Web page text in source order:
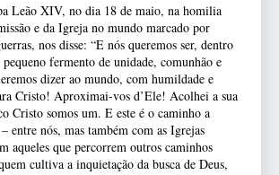
XIV, no dia 18 de maio, na homilia
e da Igreja no mundo marcado por
nos disse: “E nós queremos ser, dentro
pequeno fermento de unidade, comunhão e
dizer ao mundo, com humildade e
Cristo! Aproximai-vos d’Ele! Acolhei a sua
Cristo somos um. E este é o caminho a
entre nós, mas também com as Igrejas
aqueles que percorrem outros caminhos
cultiva a inquietação da busca de Deus,